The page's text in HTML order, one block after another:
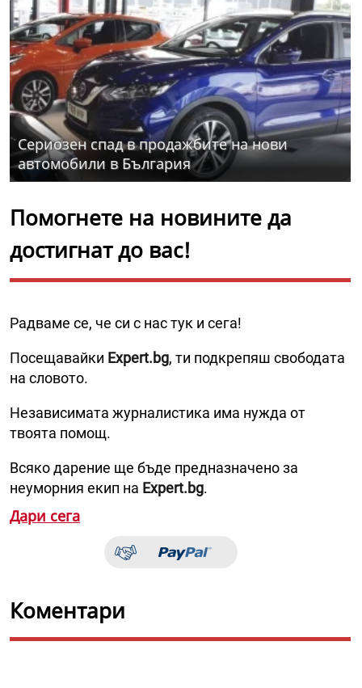
Сериозен спад в продажбите на нови
автомобили в България
Помогнете на новините да
достигнат до вас!
Радваме се, че си с нас тук и сега!
Посещавайки Expert.bg, ти подкрепяш свободата
на словото.
Независимата журналистика има нужда от
твоята помощ.
Всяко дарение ще бъде предназначено за
неуморния екип на Expert.bg.
Дари сега
Коментари